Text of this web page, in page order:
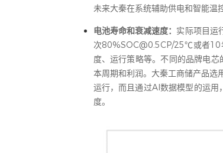
未来大秦在系统辅助供电和智能温
电池寿命和衰减速度： 实际项目运
次80%SOC@0.5CP/25℃或者10
度、运行策略等。不同的品牌电
本周期和利润。大秦工商储产品
运行，而且通过AI数据模型的运
度。